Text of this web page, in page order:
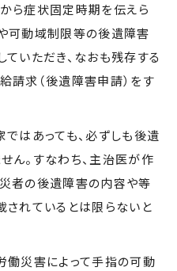
ら症状固定時期を伝えら
可動域制限等の後遺障害
いただき、なおも残存する
請求（後遺障害申請）をす
はあっても、必ずしも後遺
ん。すなわち、主治医が作
者の後遺障害の内容や等
されているとは限らないと
働災害によって手指の可動